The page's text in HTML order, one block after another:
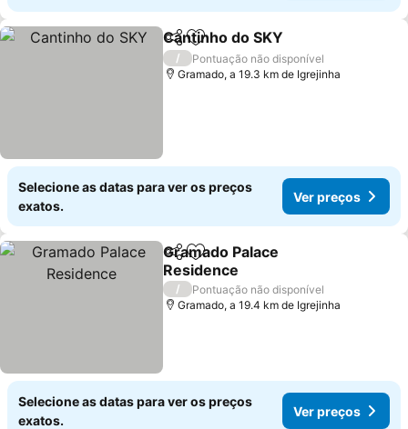
PartilharAdicionar aos favoritos
Cantinho do SKY
/
Pontuação não disponível
Gramado, a 19.3 km de Igrejinha
Selecione as datas para ver os preços
exatos.
Ver preços
PartilharAdicionar aos favoritos
Gramado Palace
Residence
/
Pontuação não disponível
Gramado, a 19.4 km de Igrejinha
Selecione as datas para ver os preços
exatos.
Ver preços